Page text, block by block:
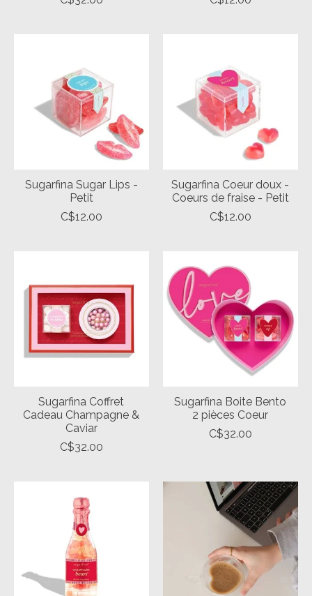
Sugarfina Sugar Lips -
Petit
C$12.00
Sugarfina Coeur doux -
Coeurs de fraise - Petit
C$12.00
Sugarfina Coffret
Cadeau Champagne &
Caviar
C$32.00
Sugarfina Boite Bento
2 pièces Coeur
C$32.00